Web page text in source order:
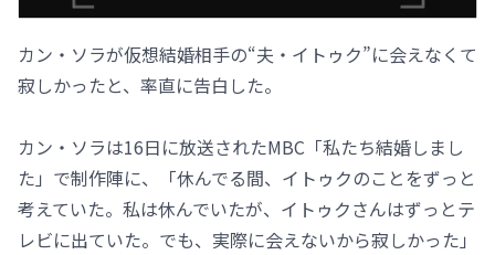
カン・ソラが仮想結婚相手の“夫・イトゥク”に会えなくて
寂しかったと、率直に告白した。
カン・ソラは16日に放送されたMBC「私たち結婚しまし
た」で制作陣に、「休んでる間、イトゥクのことをずっと
考えていた。私は休んでいたが、イトゥクさんはずっとテ
レビに出ていた。でも、実際に会えないから寂しかった」